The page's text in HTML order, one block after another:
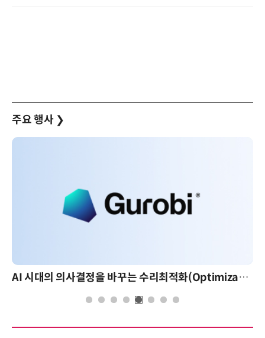
주요 행사 ❯
AI 시대의 의사결정을 바꾸는 수리최적화(Optimization): 실제 산업 적용 사례와 활용 전략